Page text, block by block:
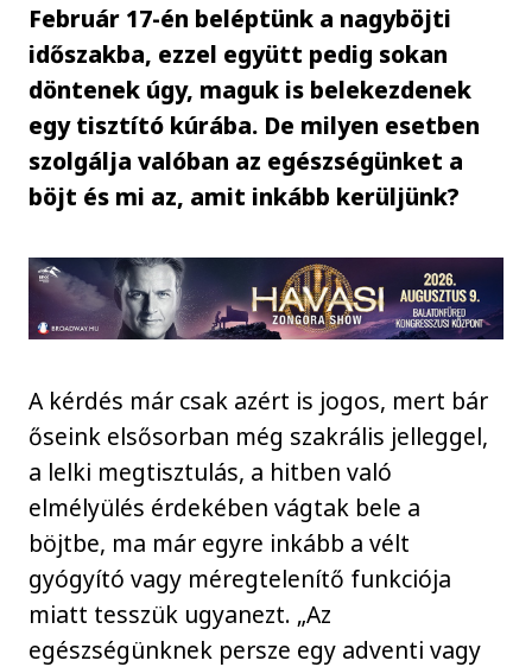
Február 17-én beléptünk a nagyböjti
időszakba, ezzel együtt pedig sokan
döntenek úgy, maguk is belekezdenek
egy tisztító kúrába. De milyen esetben
szolgálja valóban az egészségünket a
böjt és mi az, amit inkább kerüljünk?
A kérdés már csak azért is jogos, mert bár
őseink elsősorban még szakrális jelleggel,
a lelki megtisztulás, a hitben való
elmélyülés érdekében vágtak bele a
böjtbe, ma már egyre inkább a vélt
gyógyító vagy méregtelenítő funkciója
miatt tesszük ugyanezt. „Az
egészségünknek persze egy adventi vagy